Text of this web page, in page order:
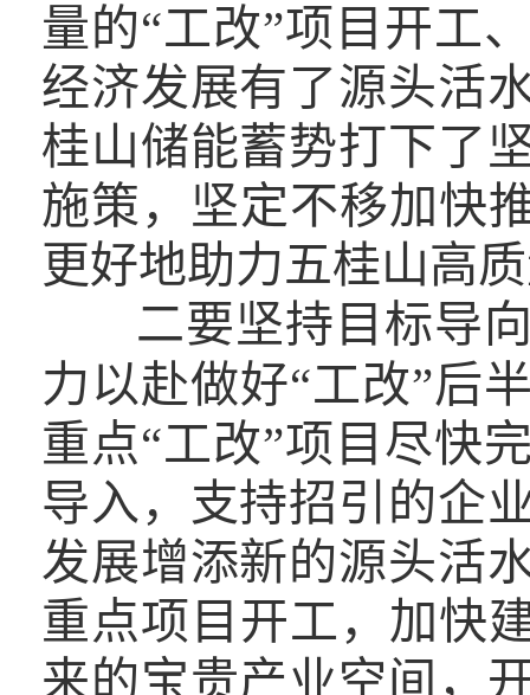
量的“工改”项目开工
经济发展有了源头活
桂山储能蓄势打下了
施策，坚定不移加快
更好地助力五桂山高
二要坚持目标导
力以赴做好“工改”后
重点“工改”项目尽快
导入，支持招引的企
发展增添新的源头活
重点项目开工，加快
来的宝贵产业空间，